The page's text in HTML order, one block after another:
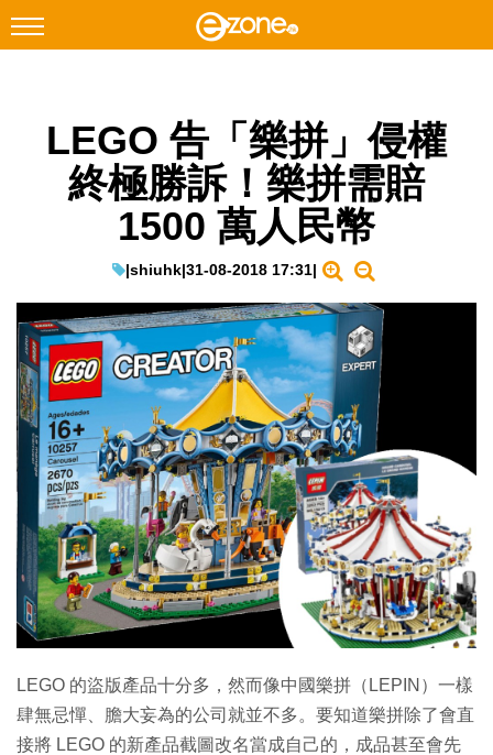
Facebook Instagram
科技焦點
教學評測
EduTech
IT Times
生成式AI與雲端應用
Enterprise Digital Transformation
特集
LEGO 告「樂拼」侵權
終極勝訴！樂拼需賠
1500 萬人民幣
|shiuhk|31-08-2018 17:31|
LEGO 的盜版產品十分多，然而像中國樂拼（LEPIN）一樣
肆無忌憚、膽大妄為的公司就並不多。要知道樂拼除了會直
接將 LEGO 的新產品截圖改名當成自己的，成品甚至會先